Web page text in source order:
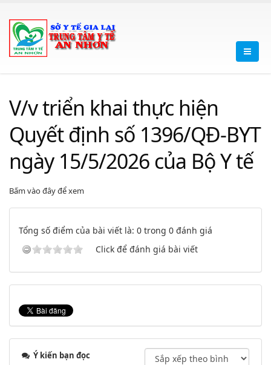
V/v triển khai thực hiện
Quyết định số 1396/QĐ-BYT
ngày 15/5/2026 của Bộ Y tế
Bấm vào đây để xem
Tổng số điểm của bài viết là: 0 trong 0 đánh giá
Click để đánh giá bài viết
Ý kiến bạn đọc